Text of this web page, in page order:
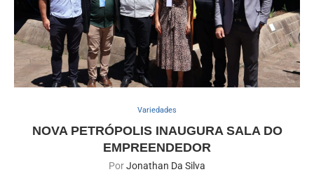
Variedades
NOVA PETRÓPOLIS INAUGURA SALA DO
EMPREENDEDOR
PorJonathan Da Silva